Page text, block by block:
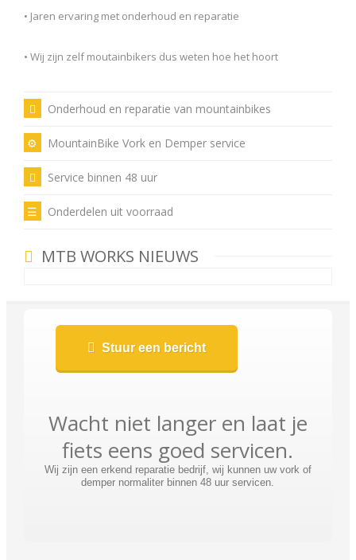
• Jaren ervaring met onderhoud en reparatie
• Wij zijn zelf moutainbikers dus weten hoe het hoort
Onderhoud en reparatie van mountainbikes
MountainBike Vork en Demper service
Service binnen 48 uur
Onderdelen uit voorraad
MTB WORKS NIEUWS
Stuur een bericht
Wacht niet langer en laat je
fiets eens goed servicen.
Wij zijn een erkend reparatie bedrijf, wij kunnen uw vork of
demper normaliter binnen 48 uur servicen.